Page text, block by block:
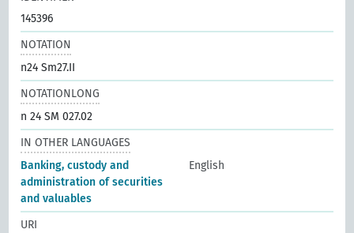
145396
NOTATION
n24 Sm27.II
NOTATIONLONG
n 24 SM 027.02
IN OTHER LANGUAGES
Banking, custody and
administration of securities
and valuables
English
URI